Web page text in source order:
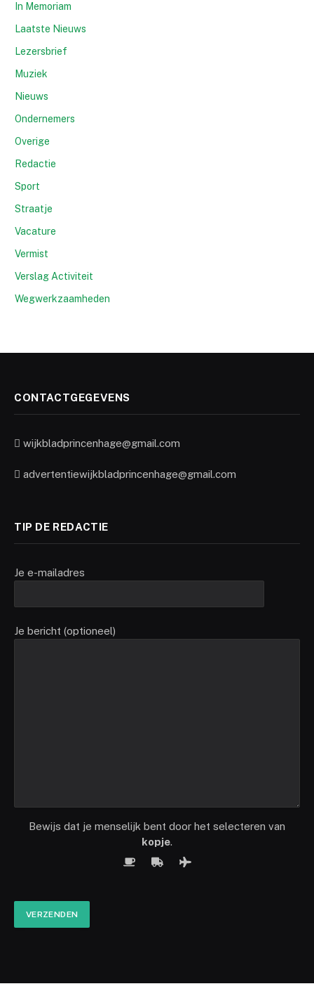
In Memoriam
Laatste Nieuws
Lezersbrief
Muziek
Nieuws
Ondernemers
Overige
Redactie
Sport
Straatje
Vacature
Vermist
Verslag Activiteit
Wegwerkzaamheden
CONTACTGEGEVENS
wijkbladprincenhage@gmail.com
advertentiewijkbladprincenhage@gmail.com
TIP DE REDACTIE
Je e-mailadres
Je bericht (optioneel)
Bewijs dat je menselijk bent door het selecteren van
kopje.